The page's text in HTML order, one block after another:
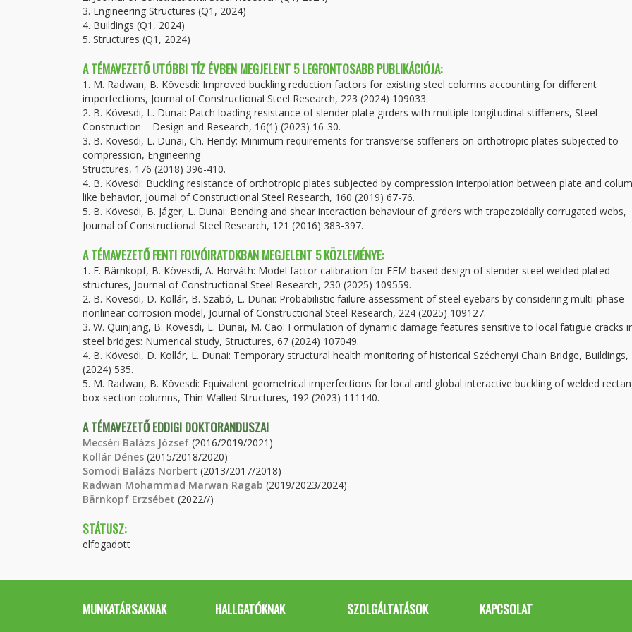
3. Engineering Structures (Q1, 2024)
4. Buildings (Q1, 2024)
5. Structures (Q1, 2024)
A TÉMAVEZETŐ UTÓBBI TÍZ ÉVBEN MEGJELENT 5 LEGFONTOSABB PUBLIKÁCIÓJA:
1. M. Radwan, B. Kövesdi: Improved buckling reduction factors for existing steel columns accounting for different
imperfections, Journal of Constructional Steel Research, 223 (2024) 109033.
2. B. Kövesdi, L. Dunai: Patch loading resistance of slender plate girders with multiple longitudinal stiffeners, Steel
Construction – Design and Research, 16(1) (2023) 16-30.
3. B. Kövesdi, L. Dunai, Ch. Hendy: Minimum requirements for transverse stiffeners on orthotropic plates subjected to
compression, Engineering
Structures, 176 (2018) 396-410.
4. B. Kövesdi: Buckling resistance of orthotropic plates subjected by compression interpolation between plate and
like behavior, Journal of Constructional Steel Research, 160 (2019) 67-76.
5. B. Kövesdi, B. Jáger, L. Dunai: Bending and shear interaction behaviour of girders with trapezoidally corrugated webs,
Journal of Constructional Steel Research, 121 (2016) 383-397.
A TÉMAVEZETŐ FENTI FOLYÓIRATOKBAN MEGJELENT 5 KÖZLEMÉNYE:
1. E. Bärnkopf, B. Kövesdi, A. Horváth: Model factor calibration for FEM-based design of slender steel welded plated
structures, Journal of Constructional Steel Research, 230 (2025) 109559.
2. B. Kövesdi, D. Kollár, B. Szabó, L. Dunai: Probabilistic failure assessment of steel eyebars by considering multi-phase
nonlinear corrosion model, Journal of Constructional Steel Research, 224 (2025) 109127.
3. W. Quinjang, B. Kövesdi, L. Dunai, M. Cao: Formulation of dynamic damage features sensitive to local fatigue cracks
steel bridges: Numerical study, Structures, 67 (2024) 107049.
4. B. Kövesdi, D. Kollár, L. Dunai: Temporary structural health monitoring of historical Széchenyi Chain Bridge, Buildings,
(2024) 535.
5. M. Radwan, B. Kövesdi: Equivalent geometrical imperfections for local and global interactive buckling of welded
box-section columns, Thin-Walled Structures, 192 (2023) 111140.
A TÉMAVEZETŐ EDDIGI DOKTORANDUSZAI
Mecséri Balázs József (2016/2019/2021)
Kollár Dénes (2015/2018/2020)
Somodi Balázs Norbert (2013/2017/2018)
Radwan Mohammad Marwan Ragab (2019/2023/2024)
Bärnkopf Erzsébet (2022//)
STÁTUSZ:
elfogadott
MUNKATÁRSAKNAK HALLGATÓKNAK SZOLGÁLTATÁSOK KAPCSOLAT